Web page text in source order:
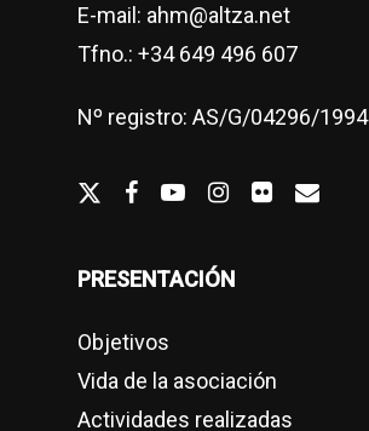
E-mail: ahm@altza.net
Tfno.: +34 649 496 607
Nº registro: AS/G/04296/1994
twitterfacebook
youtubeInstagram
flickremail
PRESENTACIÓN
Objetivos
Vida de la asociación
Actividades realizadas